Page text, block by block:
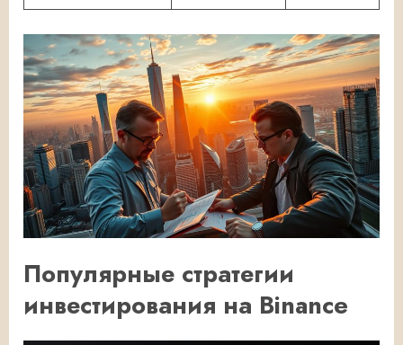
Популярные стратегии
инвестирования на Binance